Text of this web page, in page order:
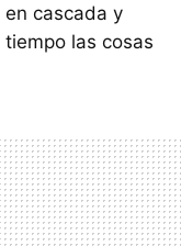
cascada y
las cosas